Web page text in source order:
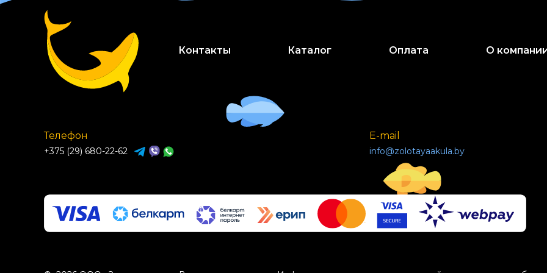
Допускается смешивание Код-Омега-Плюс с кормом животного.
ПОБОЧНЫЕ ДЕЙСТВИЯ
При правильном использовании кормовой добавки, побочные
явления, как правило, не наблюдаются.
ПРОТИВОПОКА...
Контакты Каталог Оплата О
Телефон
+375 (29) 680-22-62
E-mail
info@zolotayaakula.by